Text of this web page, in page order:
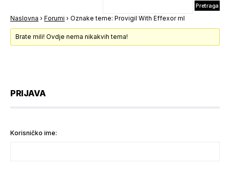
Naslovna › Forumi › Oznake teme: Provigil With Effexor ml
Brate mili! Ovdje nema nikakvih tema!
PRIJAVA
Korisničko ime: